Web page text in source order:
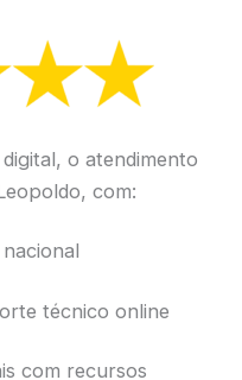
o atendimento
com:
técnico online
com recursos